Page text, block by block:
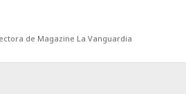
de Magazine La Vanguardia